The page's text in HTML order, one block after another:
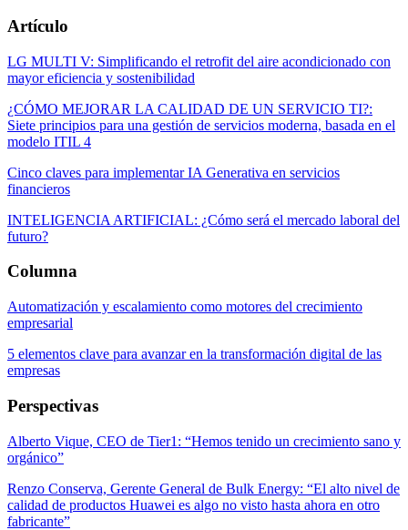
Artículo
LG MULTI V: Simplificando el retrofit del aire acondicionado con
mayor eficiencia y sostenibilidad
¿CÓMO MEJORAR LA CALIDAD DE UN SERVICIO TI?:
Siete principios para una gestión de servicios moderna, basada en el
modelo ITIL 4
Cinco claves para implementar IA Generativa en servicios
financieros
INTELIGENCIA ARTIFICIAL: ¿Cómo será el mercado laboral del
futuro?
Columna
Automatización y escalamiento como motores del crecimiento
empresarial
5 elementos clave para avanzar en la transformación digital de las
empresas
Perspectivas
Alberto Vique, CEO de Tier1: “Hemos tenido un crecimiento sano y
orgánico”
Renzo Conserva, Gerente General de Bulk Energy: “El alto nivel de
calidad de productos Huawei es algo no visto hasta ahora en otro
fabricante”